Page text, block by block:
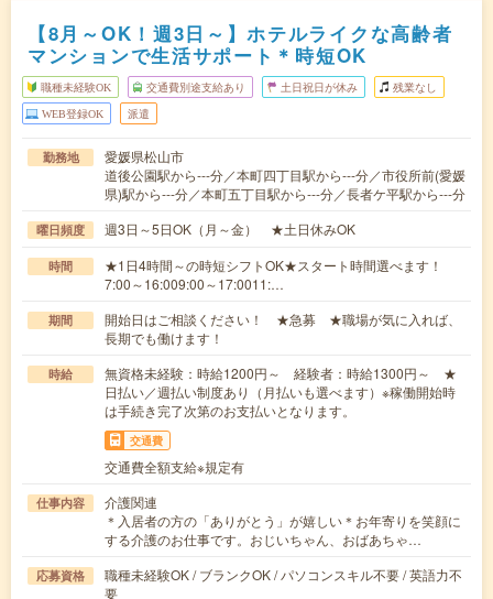
【8月～OK！週3日～】ホテルライクな高齢者
マンションで生活サポート＊時短OK
職種未経験OK 交通費別途支給あり 土日祝日が休み 残業なし
WEB登録OK 派遣
勤務地
愛媛県松山市
道後公園駅から---分／本町四丁目駅から---分／市役所前(愛媛
県)駅から---分／本町五丁目駅から---分／長者ケ平駅から---分
曜日頻度 週3日～5日OK（月～金） ★土日休みOK
時間
★1日4時間～の時短シフトOK★スタート時間選べます！
7:00～16:009:00～17:0011:…
期間
開始日はご相談ください！ ★急募 ★職場が気に入れば、
長期でも働けます！
時給
無資格未経験：時給1200円～ 経験者：時給1300円～ ★
日払い／週払い制度あり（月払いも選べます）※稼働開始時
は手続き完了次第のお支払いとなります。
交通費
交通費全額支給※規定有
仕事内容
介護関連
＊入居者の方の「ありがとう」が嬉しい＊お年寄りを笑顔に
する介護のお仕事です。おじいちゃん、おばあちゃ…
応募資格
職種未経験OK / ブランクOK / パソコンスキル不要 / 英語力不
要